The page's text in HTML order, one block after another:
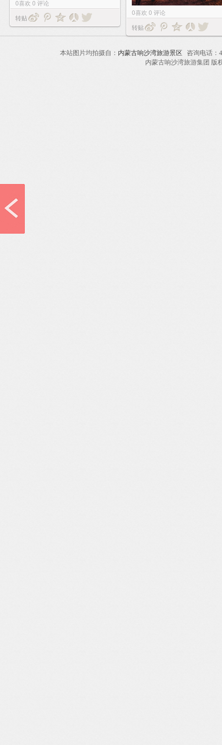
0喜欢 0 评论
转贴
0喜欢 0 评论
转贴
本站图片均拍摄自： 内蒙古响沙湾旅游景区 咨询电话
内蒙古响沙湾旅游集团